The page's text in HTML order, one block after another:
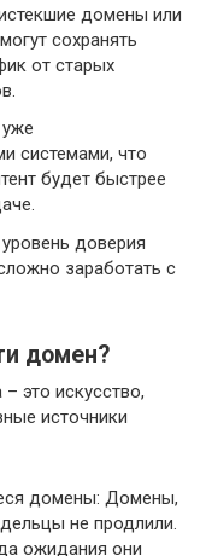
домены или
сохранять
от старых
системами, что
будет быстрее
доверия
заработать с
домен?
это искусство,
источники
домены: Домены,
не продлили.
ожидания они